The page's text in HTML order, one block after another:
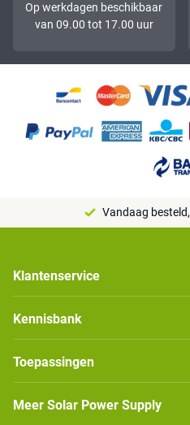
Op werkdagen beschikbaar
van 09.00 tot 17.00 uur
Vandaag besteld,
Klantenservice
Kennisbank
Toepassingen
Meer Solar Power Supply